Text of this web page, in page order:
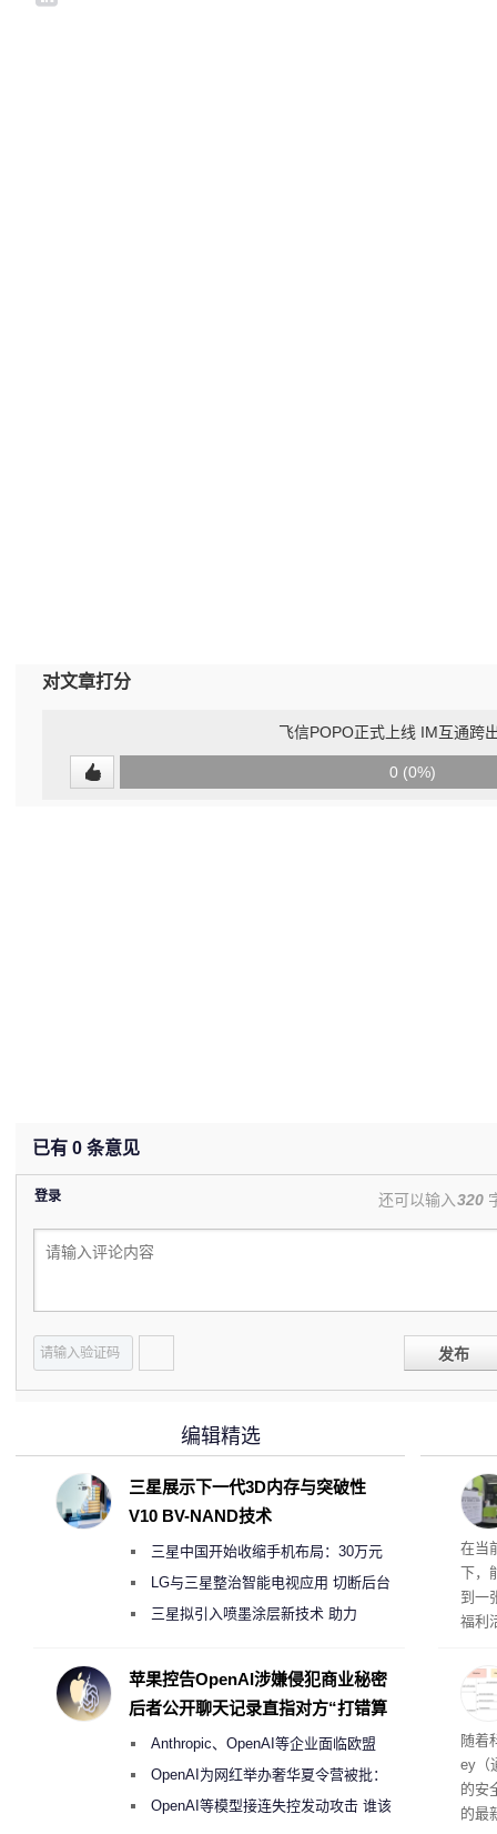
对文章打分
飞信POPO正式上线 IM互通跨
0 (0%)
已有 0 条意见
登录 还可以输入320
发布
在当
下，
到一
福利
州
家
这一
（
户
随着
ey（
的安
的最
编辑精选
三星展示下一代3D内存与突破性
V10 BV-NAND技术
三星中国开始收缩手机布局：30万元
月销售额不达标门店 将被逐步清退
LG与三星整治智能电视应用 切断后台
偷偷共享带宽的违规行为
三星拟引入喷墨涂层新技术 助力
度
苹果控告OpenAI涉嫌侵犯商业秘密
后者公开聊天记录直指对方“打错算
Anthropic、OpenAI等企业面临欧盟
《人工智能法案》全新执法权限审查
OpenAI为网红举办奢华夏令营被批：
2000美元一晚 遭讽“反乌托邦”
OpenAI等模型接连失控发动攻击 谁该